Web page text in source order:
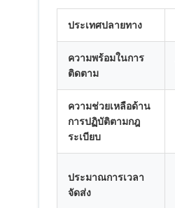
การขนส่งสินค้าทางรถไฟ
จัดส่งไปยัง Amazon
รถบรรทุกขนส่งสินค้า
บริการจัดเก็บ
ประเทศปลายทาง
ความพร้อมในการ
ติดตาม
ความช่วยเหลือด้าน
การปฏิบัติตามกฎ
ระเบียบ
ประมาณการเวลา
จัดส่ง